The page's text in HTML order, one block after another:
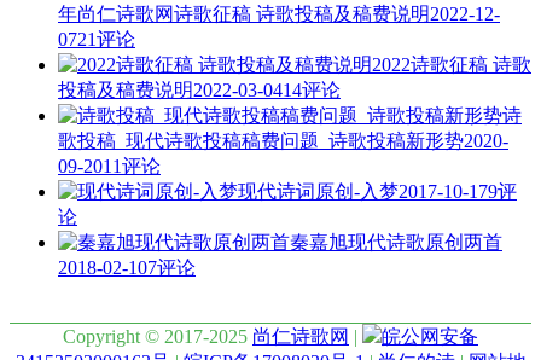
年尚仁诗歌网诗歌征稿 诗歌投稿及稿费说明2022-12-
0721评论
2022诗歌征稿 诗歌
投稿及稿费说明2022-03-0414评论
诗
歌投稿_现代诗歌投稿稿费问题_诗歌投稿新形势2020-
09-2011评论
现代诗词原创-入梦2017-10-179评
论
秦嘉旭现代诗歌原创两首
2018-02-107评论
Copyright © 2017-2025 尚仁诗歌网 |
皖公网安备